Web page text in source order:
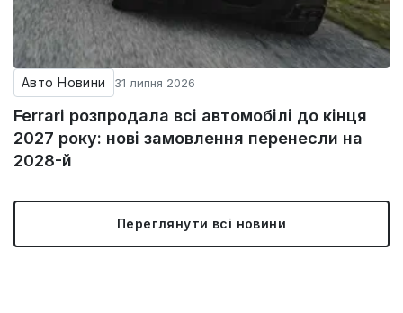
Авто Новини 31 липня 2026
Ferrari розпродала всі автомобілі до кінця
2027 року: нові замовлення перенесли на
2028-й
Переглянути всі новини